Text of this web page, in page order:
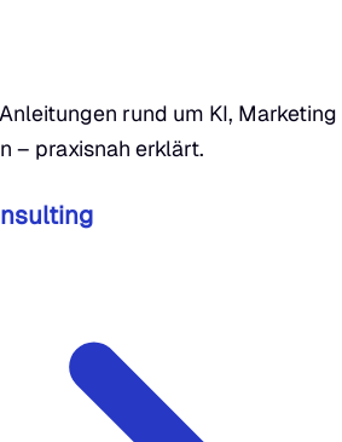
rund um KI, Marketing
– praxisnah erklärt.